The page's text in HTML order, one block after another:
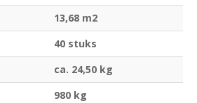
13,68 m2
40 stuks
ca. 24,50 kg
980 kg